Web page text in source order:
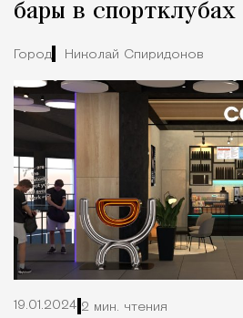
бары в спортклубах
Город Николай Спиридонов
19.01.2024 2 мин. чтения